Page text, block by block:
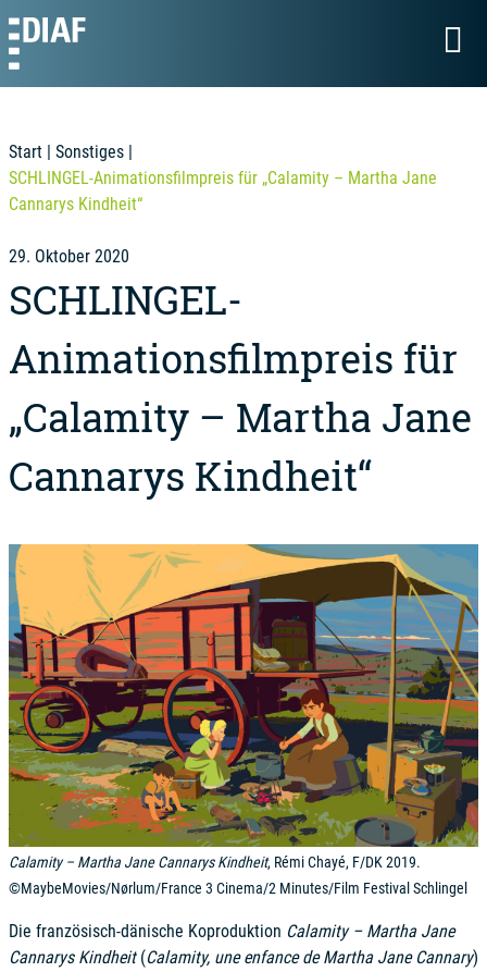
Start | Sonstiges |
SCHLINGEL-Animationsfilmpreis für „Calamity – Martha Jane
Cannarys Kindheit“
29. Oktober 2020
SCHLINGEL-
Animationsfilmpreis für
„Calamity – Martha Jane
Cannarys Kindheit“
Calamity – Martha Jane Cannarys Kindheit, Rémi Chayé, F/DK 2019.
©MaybeMovies/Nørlum/France 3 Cinema/2 Minutes/Film Festival Schlingel
Die französisch-dänische Koproduktion Calamity – Martha Jane
Cannarys Kindheit(Calamity, une enfance de Martha Jane Cannary)